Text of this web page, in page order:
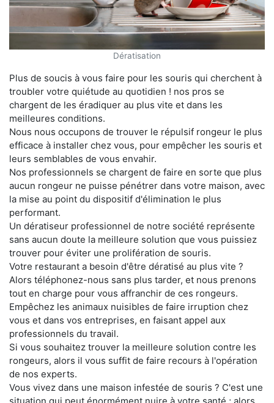
Dératisation
Plus de soucis à vous faire pour les souris qui cherchent à
troubler votre quiétude au quotidien ! nos pros se
chargent de les éradiquer au plus vite et dans les
meilleures conditions.
Nous nous occupons de trouver le répulsif rongeur le plus
efficace à installer chez vous, pour empêcher les souris et
leurs semblables de vous envahir.
Nos professionnels se chargent de faire en sorte que plus
aucun rongeur ne puisse pénétrer dans votre maison, avec
la mise au point du dispositif d'élimination le plus
performant.
Un dératiseur professionnel de notre société représente
sans aucun doute la meilleure solution que vous puissiez
trouver pour éviter une prolifération de souris.
Votre restaurant a besoin d'être dératisé au plus vite ?
Alors téléphonez-nous sans plus tarder, et nous prenons
tout en charge pour vous affranchir de ces rongeurs.
Empêchez les animaux nuisibles de faire irruption chez
vous et dans vos entreprises, en faisant appel aux
professionnels du travail.
Si vous souhaitez trouver la meilleure solution contre les
rongeurs, alors il vous suffit de faire recours à l'opération
de nos experts.
Vous vivez dans une maison infestée de souris ? C'est une
situation qui peut énormément nuire à votre santé ; alors